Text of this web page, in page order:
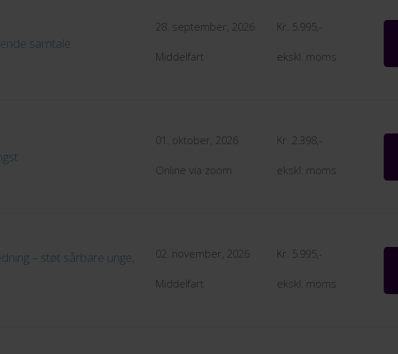
samtale
28. september, 2026
Middelfart
Kr. 5.995,-
ekskl. moms
01. oktober, 2026
Online via zoom
Kr. 2.398,-
ekskl. moms
– støt sårbare unge, 02. november, 2026
Middelfart
Kr. 5.995,-
ekskl. moms